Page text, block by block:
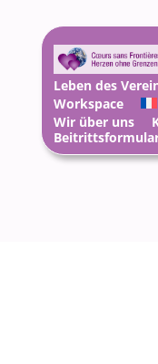
Leben des
Workspace
Wir über uns